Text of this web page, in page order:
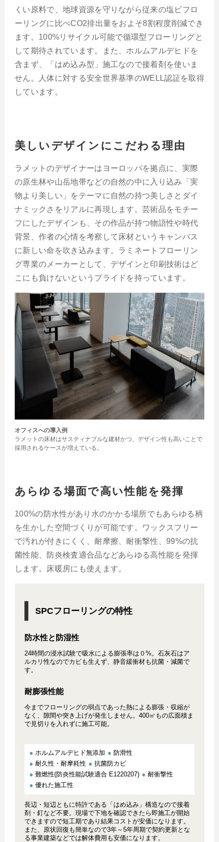
くい原料で、地球資源を守りながら従来の塩ビフロ
ーリングに比べCO2排出量をおよそ8割程度削減でき
ます。100%リサイクル可能で循環型フローリングと
して期待されています。また、ホルムアルデヒドを
含まず、「はめ込み型」施工なので接着剤を使いま
せん。人体に対する安全世界基準のWELL認証を取得
しています。
美しいデザインにこだわる理由
ラメットのデザイナーはヨーロッパを拠点に、実際
の原生林や山岳地帯などの自然の中に入り込み「実
物より美しい」をテーマに自然の持つ美しさとダイ
ナミックさをリアルに再現します。芸術品をモチー
フにしたデザインも、その作品が持つ物語性や時代
背景、作者の心情を考察して床材というキャンパス
に新しい命を吹き込みます。ラミネートフローリン
グ専業のメーカーとして、デザインと印刷技術はど
こにも負けないというプライドを持っています。
オフィスへの導入例
ラメットの床材はサスティナブルな建材かつ、デザイン性も高いことで
採用されるケースが増えている。
あらゆる場面で高い性能を発揮
100%の防水性があり水のかかる場所でもあらゆる柄
を生かした空間づくりが可能です。ワックスフリー
で汚れが付きにくく、耐摩擦、耐衝撃性、99%の抗
菌性能、防炎検査適合品などあらゆる高性能を発揮
します。床暖房にも使えます。
SPCフローリングの特性
防水性と防湿性
24時間の浸水試験で吸水による膨張率は０%。石灰石はア
ルカリ性なのでカビも生えず、静音緩衝材も抗菌・減菌で
す。
耐膨張性能
今までフローリングの弱点であった熱による膨張・収縮が
なく、隙間や突き上げが発生しません。400㎡もの広面積ま
で見切りを入れずに施工可能。
● ホルムアルデヒド無添加 ● 防滑性
● 耐久性・耐摩耗性 ● 抗菌防カビ
● 難燃性(防炎性能試験適合 E1220207) ● 耐衝撃性
● 優れた施工性
長辺・短辺ともに特許である「はめ込み」構造なので接着
剤・釘など不要。現場で下地を確認できたら即施工が開始
できますので短工期であり結果コストが安価になります。
また、原状回復も簡単なので3年～5年周期で契約更新とな
る事業建築などでは解体費用も安価になります。